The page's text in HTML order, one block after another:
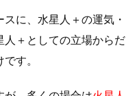
に、水星人＋の運気・
人＋としての立場からだ
す。